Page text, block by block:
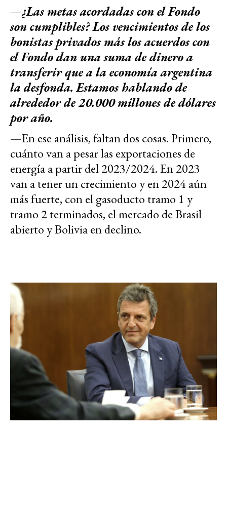
—¿Las metas acordadas con el Fondo
son cumplibles? Los vencimientos de los
bonistas privados más los acuerdos con
el Fondo dan una suma de dinero a
transferir que a la economía argentina
la desfonda. Estamos hablando de
alrededor de 20.000 millones de dólares
por año.
—En ese análisis, faltan dos cosas. Primero,
cuánto van a pesar las exportaciones de
energía a partir del 2023/2024. En 2023
van a tener un crecimiento y en 2024 aún
más fuerte, con el gasoducto tramo 1 y
tramo 2 terminados, el mercado de Brasil
abierto y Bolivia en declino.